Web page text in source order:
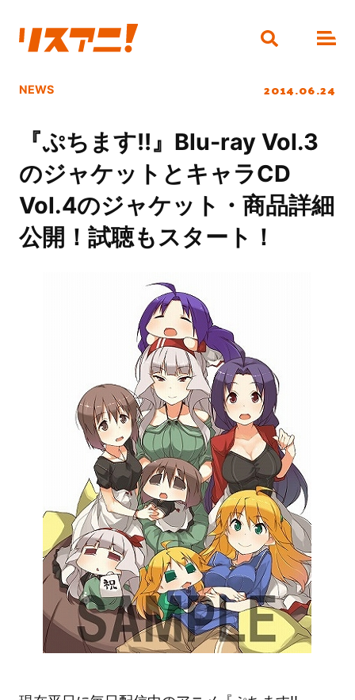
NEWS 2014.06.24
『ぷちます!!』Blu-ray Vol.3
のジャケットとキャラCD
Vol.4のジャケット・商品詳細
公開！試聴もスタート！